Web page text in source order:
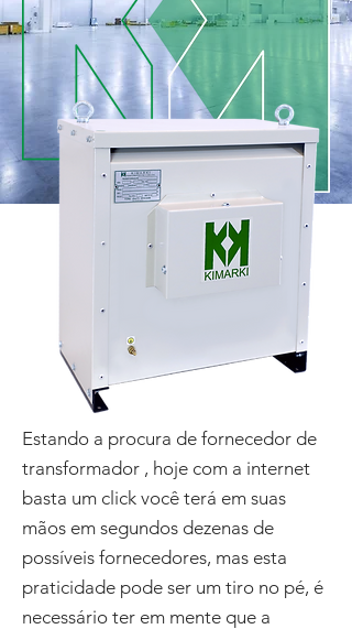
Estando a procura de fornecedor de
transformador , hoje com a internet
basta um click você terá em suas
mãos em segundos dezenas de
possíveis fornecedores, mas esta
praticidade pode ser um tiro no pé, é
necessário ter em mente que a